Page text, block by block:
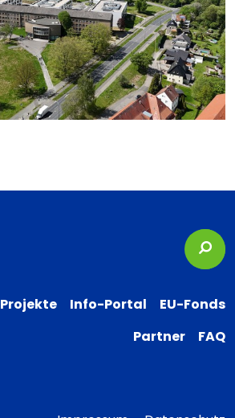
Projekte Info-Portal
EU-Fonds
Partner
FAQ